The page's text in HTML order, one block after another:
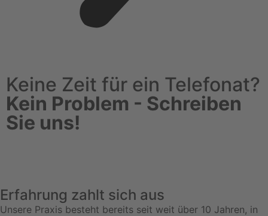
Keine Zeit für ein Telefonat?
Kein Problem - Schreiben
Sie uns!
Erfahrung zahlt sich aus
Unsere Praxis besteht bereits seit weit über 10 Jahren, in